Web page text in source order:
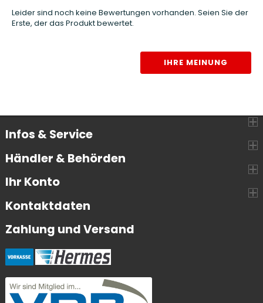
Leider sind noch keine Bewertungen vorhanden. Seien Sie der
Erste, der das Produkt bewertet.
IHRE MEINUNG
Infos & Service
Händler & Behörden
Ihr Konto
Kontaktdaten
Zahlung und Versand